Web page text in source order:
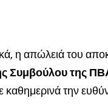
η απώλειά του
Συμβούλου της
καθημερινά την